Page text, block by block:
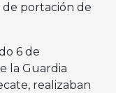
portación de
6 de
la Guardia
realizaban